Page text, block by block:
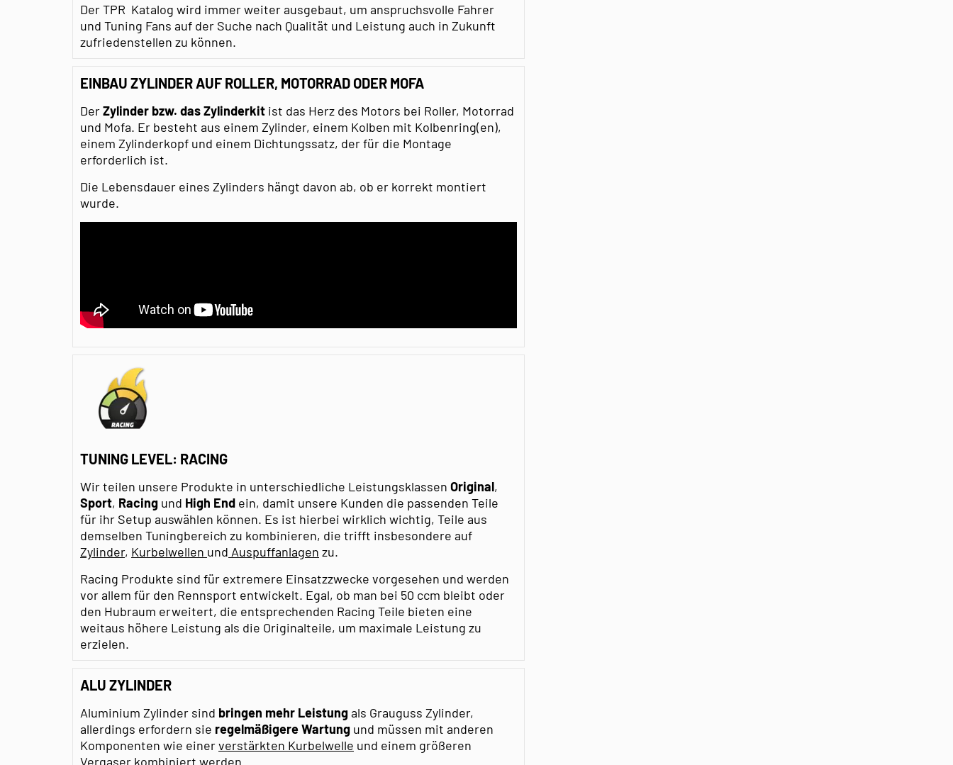
Der TPR Katalog wird immer weiter ausgebaut, um anspruchsvolle Fahrer
und Tuning Fans auf der Suche nach Qualität und Leistung auch in Zukunft
zufriedenstellen zu können.
EINBAU ZYLINDER AUF ROLLER, MOTORRAD ODER MOFA
DerZylinder bzw. das Zylinderkit ist das Herz des Motors bei Roller, Motorrad
und Mofa. Er besteht aus einem Zylinder, einem Kolben mit Kolbenring(en),
einem Zylinderkopf und einem Dichtungssatz, der für die Montage
erforderlich ist.
Die Lebensdauer eines Zylinders hängt davon ab, ob er korrekt montiert
wurde.
TUNING LEVEL: RACING
Wir teilen unsere Produkte in unterschiedliche Leistungsklassen Original,
Sport, Racing und High End ein, damit unsere Kunden die passenden Teile
für ihr Setup auswählen können. Es ist hierbei wirklich wichtig, Teile aus
demselben Tuningbereich zu kombinieren, die trifft insbesondere auf
Zylinder, Kurbelwellen und Auspuffanlagen zu.
Racing Produkte sind für extremere Einsatzzwecke vorgesehen und werden
vor allem für den Rennsport entwickelt. Egal, ob man bei 50 ccm bleibt oder
den Hubraum erweitert, die entsprechenden Racing Teile bieten eine
weitaus höhere Leistung als die Originalteile, um maximale Leistung zu
erzielen.
ALU ZYLINDER
Aluminium Zylinder sind bringen mehr Leistungals Grauguss Zylinder,
allerdings erfordern sie regelmäßigere Wartung und müssen mit anderen
Komponenten wie einerverstärkten Kurbelwelle und einem größeren
Vergaser kombiniert werden.